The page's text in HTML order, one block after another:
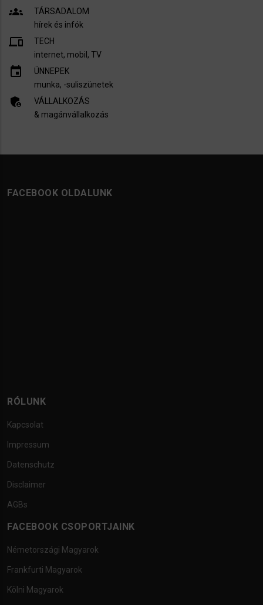
groups
TÁRSADALOM
hírek és infók
devices
TECH
internet, mobil, TV​
insert_invitation
ÜNNEPEK
munka, -suliszünetek
admin_panel_settings
VÁLLALKOZÁS
& magánvállalkozás
FACEBOOK OLDALUNK
RÓLUNK
Kapcsolat
Impressum
Datenschutz
Disclaimer
AGBs
FACEBOOK CSOPORTJAINK
Németországi Magyarok
Frankfurti Magyarok
Kölni Magyarok